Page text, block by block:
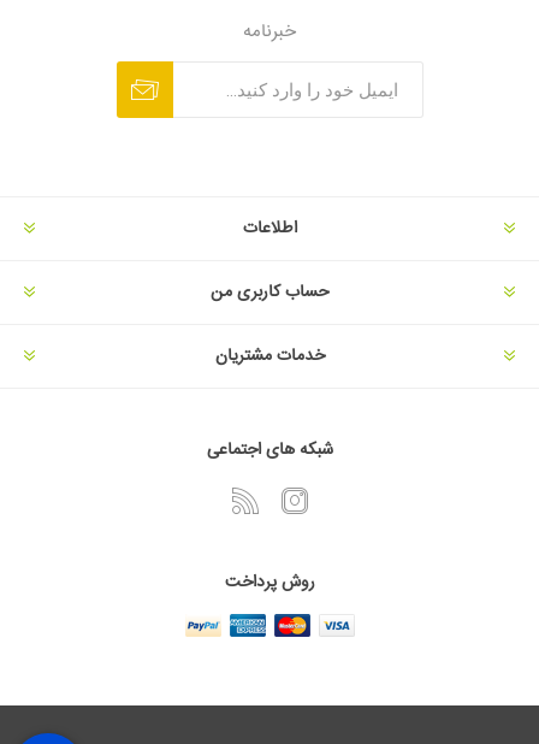
خبرنامه
اطلاعات
حساب کاربری من
خدمات مشتریان
شبکه های اجتماعی
روش پرداخت